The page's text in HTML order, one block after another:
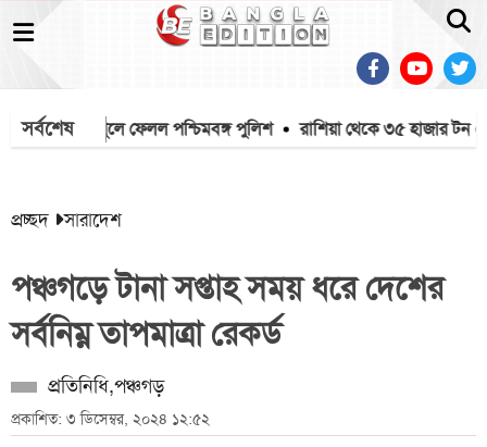
সর্বশেষ
মাইক খুলে ফেলল পশ্চিমবঙ্গ পুলিশ রাশিয়া থেকে ৩৫ হাজার টন
প্রচ্ছদ সারাদেশ
পঞ্চগড়ে টানা সপ্তাহ সময় ধরে দেশের
সর্বনিম্ন তাপমাত্রা রেকর্ড
প্রতিনিধি,পঞ্চগড়
প্রকাশিত: ৩ ডিসেম্বর, ২০২৪ ১২:৫২